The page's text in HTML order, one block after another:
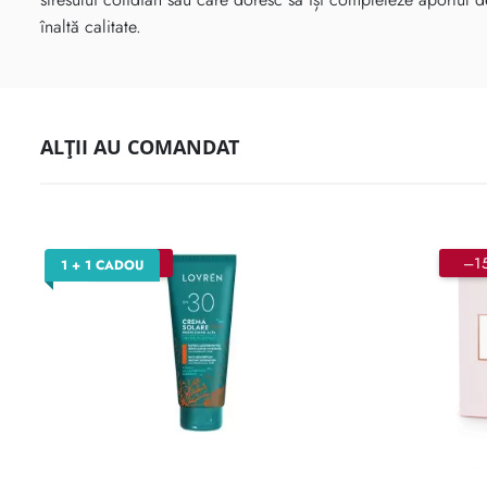
înaltă calitate.
ALȚII AU COMANDAT
–15%
1 + 1 CADOU